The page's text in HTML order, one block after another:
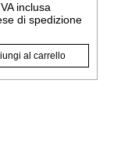
IVA inclusa
di spedizione
al carrello